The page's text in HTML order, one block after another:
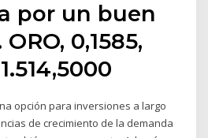
por un buen
0,1585,
opción para inversiones a largo
de crecimiento de la demanda